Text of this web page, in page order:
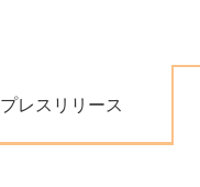
アク
プレスリリース